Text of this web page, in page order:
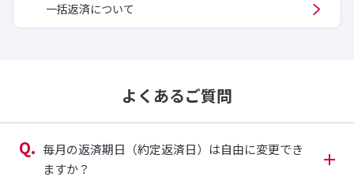
一括返済について
よくあるご質問
毎月の返済期日（約定返済日）は自由に変更でき
ますか？